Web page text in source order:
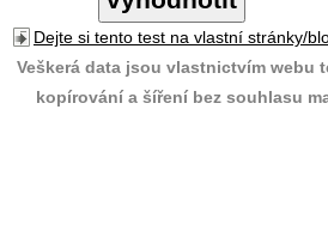
Dejte si tento test na vlastní stránky/
Veškerá data jsou vlastnictvím webu
kopírování a šíření bez souhlasu